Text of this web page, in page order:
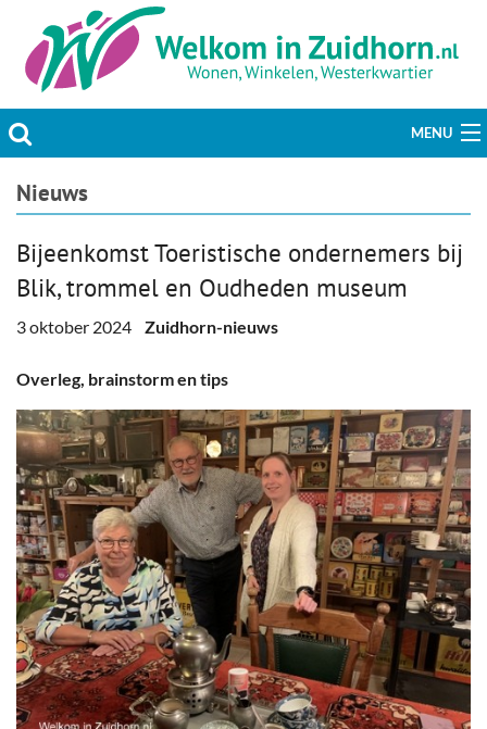
MENU
Actueel
Welzijn & Maatschappij
Bedrijven
Prikbord & Aanbiedingen
Plaats bericht
Nieuws
Bijeenkomst Toeristische ondernemers bij
Blik, trommel en Oudheden museum
3 oktober 2024 Zuidhorn-nieuws
Overleg, brainstorm en tips